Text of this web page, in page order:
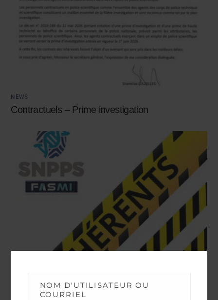
NOM D'UTILISATEUR OU
COURRIEL
NEWS
Contractuels – Prime investigation